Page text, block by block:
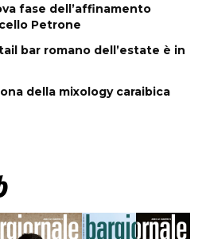
fase dell’affinamento
Petrone
bar romano dell’estate è in
della mixology caraibica